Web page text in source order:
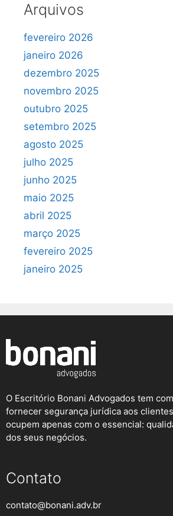
Arquivos
fevereiro 2026
janeiro 2026
dezembro 2025
novembro 2025
outubro 2025
setembro 2025
agosto 2025
julho 2025
junho 2025
maio 2025
abril 2025
março 2025
fevereiro 2025
janeiro 2025
O Escritório Bonani Advogados tem
fornecer segurança jurídica aos
ocupem apenas com o essencial:
dos seus negócios.
Contato
contato@bonani.adv.br